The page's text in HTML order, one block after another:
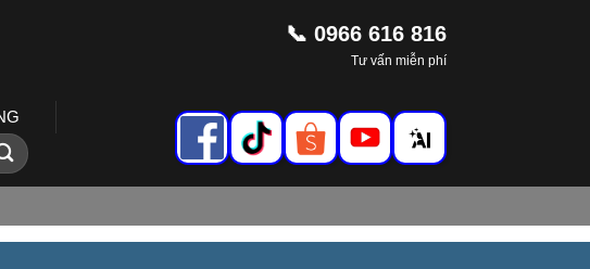
📞 0966 616 816
Tư vấn miễn phí